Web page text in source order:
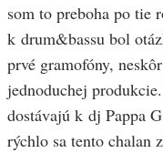
som to preboha po tie
k drum&bassu bol
prvé gramofóny,
jednoduchej
dostávajú k dj Pappa
rýchlo sa tento chalan